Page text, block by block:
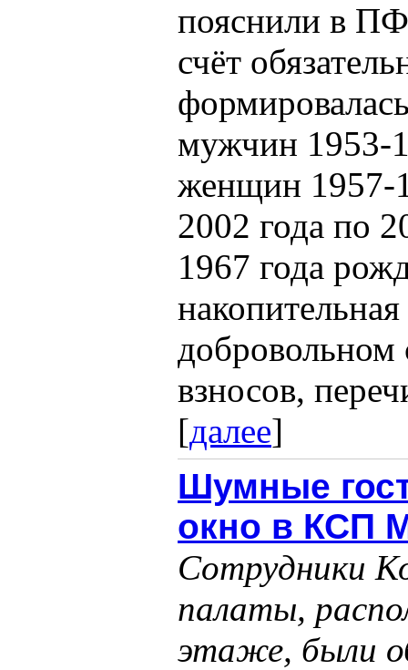
пояснили в
счёт
мужчин 1953-
женщин 1957-
2002 года по
1967 года
добровольном
взносов,
[далее]
Шумные
окно в КСП
Сотрудники
палаты,
этаже, были